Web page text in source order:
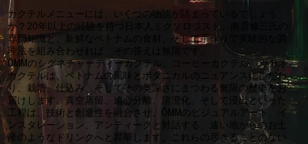
カクテルメニューには、いくつの物語が詰まっているでしょう
か？20年以上の経験を持つ日本人ミクソロジスト、南雲修三氏の
専門知識と、新鮮なベトナムの食材、そして手作りで実験的な調
理法を組み合わせれば、その答えは無限です。
ÔMMのシグネチャーティーカクテル、コーヒーカクテル、カカオ
カクテルは、ベトナムの風味とボタニカルのニュアンスにこだわ
り、栽培、仕込み、そしてその奥深さにまつわる無限の歴史をお
届けします。真空蒸留、遠心分離、清澄化、そして浸出といった
工程は、技術と創造性を融合させ、ÔMMのビジュアルアート、イ
ンスタレーション、アンティークと対話する、遠い地からのお土
産のようなドリンクへと昇華します。これらの尽きることのない